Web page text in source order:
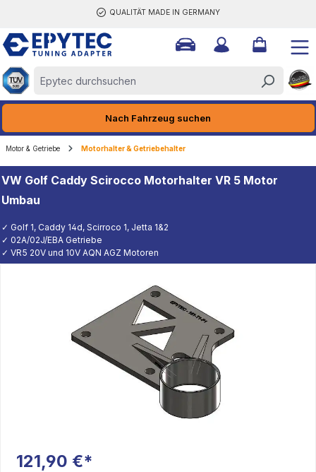
QUALITÄT MADE IN GERMANY
Nach Fahrzeug suchen
Motor & Getriebe Motorhalter & Getriebehalter
VW Golf Caddy Scirocco Motorhalter VR 5 Motor
Umbau
✓ Golf 1, Caddy 14d, Scirroco 1, Jetta 1&2
✓ 02A/02J/EBA Getriebe
✓ VR5 20V und 10V AQN AGZ Motoren
121,90 €*